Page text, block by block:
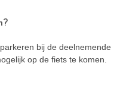
bij de deelnemende
op de fiets te komen.